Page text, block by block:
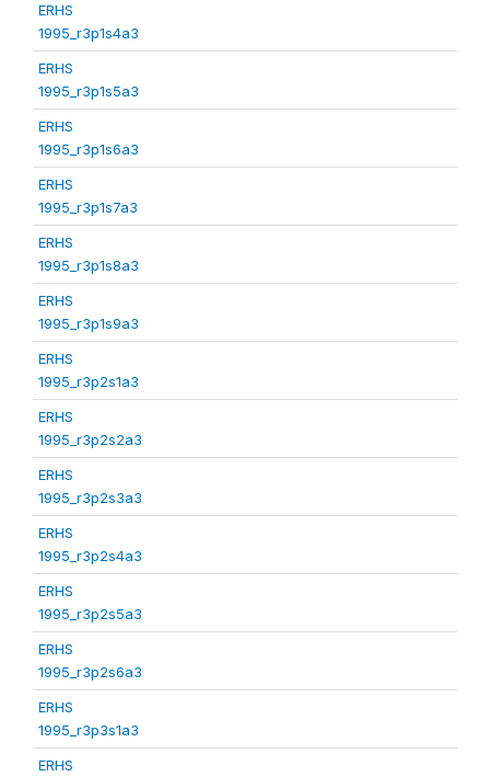
ERHS
1995_r3p1s4a3
ERHS
1995_r3p1s5a3
ERHS
1995_r3p1s6a3
ERHS
1995_r3p1s7a3
ERHS
1995_r3p1s8a3
ERHS
1995_r3p1s9a3
ERHS
1995_r3p2s1a3
ERHS
1995_r3p2s2a3
ERHS
1995_r3p2s3a3
ERHS
1995_r3p2s4a3
ERHS
1995_r3p2s5a3
ERHS
1995_r3p2s6a3
ERHS
1995_r3p3s1a3
ERHS